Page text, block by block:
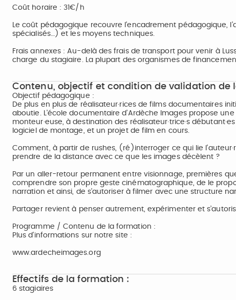
Coût horaire : 31€/h
Le coût pédagogique recouvre l’encadrement pédagogique,
spécialisés…) et les moyens techniques.
Frais annexes : Au-delà des frais de transport pour venir à
charge du stagiaire. La plupart des organismes de
Contenu, objectif et condition de validation de
Objectif pédagogique :
De plus en plus de réalisateur·rices de films documentaires
aboutie. L'école documentaire d’Ardèche Images propose
monteur·euse, à destination des réalisateur·trice·s
logiciel de montage, et un projet de film en cours.
Comment, à partir de rushes, (ré)interroger ce qui lie
prendre de la distance avec ce que les images décèlent ?
Par un aller-retour permanent entre visionnage, premières
comprendre son propre geste cinématographique, de le
narration et ainsi, de s’autoriser à filmer avec une structure
Partager revient à penser autrement, expérimenter et
Programme / Contenu de la formation :
Plus d'informations sur notre site :
www.ardecheimages.org
Effectifs de la formation :
6 stagiaires